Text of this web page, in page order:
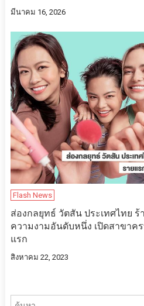
มีนาคม 16, 2026
Flash News
ส่องกลยุทธ์ วัตสัน ประเทศไทย
ความงามอันดับหนึ่ง เปิดสาขาค
แรก
สิงหาคม 22, 2023